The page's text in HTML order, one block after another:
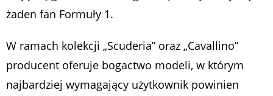
żaden fan Formuły 1.
W ramach kolekcji „Scuderia” oraz „Cavallino”
producent oferuje bogactwo modeli, w którym
najbardziej wymagający użytkownik powinien